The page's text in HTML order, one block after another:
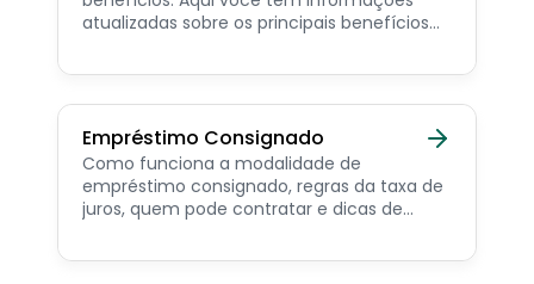
atualizadas sobre os principais benefícios
pensionista e beneficiários de programas
Empréstimo Consignado
Como funciona a modalidade de
empréstimo consignado, regras da taxa de
juros, quem pode contratar e dicas de